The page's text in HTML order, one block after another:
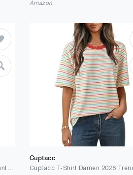
Amazon
Cuptacc